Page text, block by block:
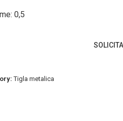
0,5
Tigla metalica